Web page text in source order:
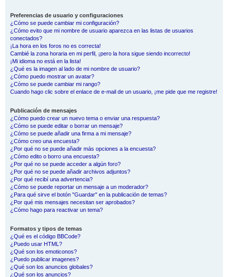
Preferencias de usuario y configuraciones
¿Cómo se puede cambiar mi configuración?
¿Cómo evito que mi nombre de usuario aparezca en las listas de usuarios
conectados?
¡La hora en los foros no es correcta!
Cambié la zona horaria en mi perfil, ¡pero la hora sigue siendo incorrecto!
¡Mi idioma no está en la lista!
¿Qué es la imagen al lado de mi nombre de usuario?
¿Cómo puedo mostrar un avatar?
¿Cómo se puede cambiar mi rango?
Cuando hago clic sobre el enlace de e-mail de un usuario, ¡me pide que me registre!
Publicación de mensajes
¿Cómo puedo crear un nuevo tema o enviar una respuesta?
¿Cómo se puede editar o borrar un mensaje?
¿Cómo se puede añadir una firma a mi mensaje?
¿Cómo creo una encuesta?
¿Por qué no se puede añadir más opciones a la encuesta?
¿Cómo edito o borro una encuesta?
¿Por qué no se puede acceder a algún foro?
¿Por qué no se puede añadir archivos adjuntos?
¿Por qué recibí una advertencia?
¿Cómo se puede reportar un mensaje a un moderador?
¿Para qué sirve el botón "Guardar" en la publicación de temas?
¿Por qué mis mensajes necesitan ser aprobados?
¿Cómo hago para reactivar un tema?
Formatos y tipos de temas
¿Qué es el código BBCode?
¿Puedo usar HTML?
¿Qué son los emoticonos?
¿Puedo publicar imagenes?
¿Qué son los anuncios globales?
¿Qué son los anuncios?